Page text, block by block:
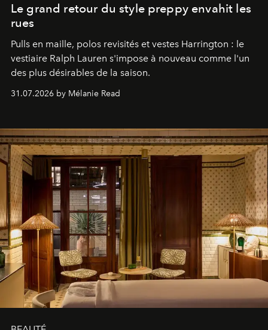
Le grand retour du style preppy envahit les
rues
Pulls en maille, polos revisités et vestes Harrington : le
vestiaire Ralph Lauren s'impose à nouveau comme l'un
des plus désirables de la saison.
31.07.2026 by Mélanie Read